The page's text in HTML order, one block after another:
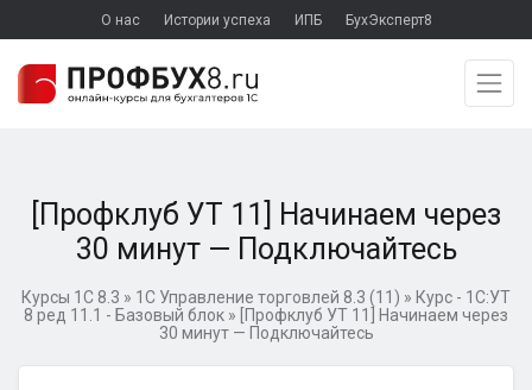
О нас Истории успеха ИПБ БухЭксперт8
[Профклуб УТ 11] Начинаем через
30 минут — Подключайтесь
Курсы 1С 8.3 » 1С Управление торговлей 8.3 (11) » Курс - 1С:УТ
8 ред 11.1 - Базовый блок »
[Профклуб УТ 11] Начинаем через
30 минут — Подключайтесь